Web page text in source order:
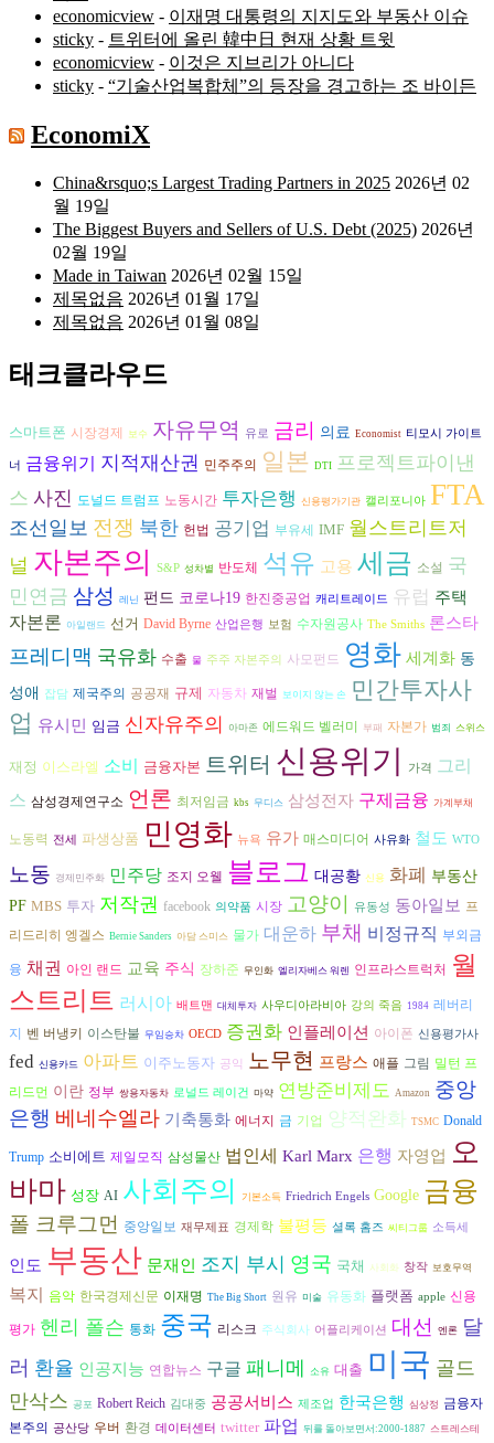
economicview - 이재명 대통령의 지지도와 부동산 이슈
sticky - 트위터에 올린 韓中日 현재 상황 트윗
economicview - 이것은 지브리가 아니다
sticky - “기술산업복합체”의 등장을 경고하는 조 바이든
EconomiX
China&rsquo;s Largest Trading Partners in 2025 2026년 02
월 19일
The Biggest Buyers and Sellers of U.S. Debt (2025) 2026년
02월 19일
Made in Taiwan 2026년 02월 15일
제목없음 2026년 01월 17일
제목없음 2026년 01월 08일
태크클라우드
스마트폰 시장경제 보수 자유무역 유로 금리 의료 Economist 티모시 가이트
너 금융위기 지적재산권 민주주의 일본 DTI 프로젝트파이낸
스 사진 도널드 트럼프 노동시간 투자은행 신용평가기관 캘리포니아 FTA
조선일보 전쟁 북한 헌법 공기업 부유세 IMF 월스트리트저
널 자본주의 S&P 성차별 반도체 석유 고용 세금 소설 국
민연금 삼성 레닌 펀드 코로나19 한진중공업 캐리트레이드 유럽 주택
자본론 아일랜드 선거 David Byrne 산업은행 보험 수자원공사 The Smiths 론스타
프레디맥 국유화 수출 물 주주 자본주의 사모펀드 영화 세계화 동
성애 잡담 제국주의 공공재 규제 자동차 재벌 보이지 않는 손 민간투자사
업 유시민 임금 신자유주의 아마존 에드워드 벨러미 부패 자본가 범죄 스위스
재정 이스라엘 소비 금융자본 트위터 신용위기 가격
그리
스 삼성경제연구소 언론 최저임금 kbs 무디스 삼성전자 구제금융 가계부채
노동력 전세 파생상품 민영화 뉴욕 유가 매스미디어 사유화 철도 WTO
노동 경제민주화 민주당 조지 오웰 블로그 대공황 신용 화폐 부동산
PF MBS 투자 저작권 facebook 의약품 시장 고양이 유동성 동아일보 프
리드리히 엥겔스 Bernie Sanders 아담 스미스 물가 대운하 부채 비정규직 부외금
융 채권 아인 랜드 교육 주식 장하준 무인화 엘리자베스 워렌 인프라스트럭처
월
스트리트 러시아 배트맨 대체투자 사우디아라비아 강의 죽음 1984 레버리
지
벤 버냉키 이스탄불 무임승차 OECD 증권화 인플레이션 아이폰 신용평가사
fed 신용카드 아파트 이주노동자 공익 노무현 프랑스 애플 그림 밀턴 프
리드먼 이란 정부 쌍용자동차 로널드 레이건 마약 연방준비제도 Amazon 중앙
은행 베네수엘라 기축통화 에너지 금 기업 양적완화 TSMC Donald
Trump 소비에트 제일모직 삼성물산 법인세 Karl Marx 은행 자영업
오
바마 성장 AI 사회주의 기본소득 Friedrich Engels Google 금융
폴 크루그먼 중앙일보 재무제표 경제학 불평등 셜록 홈즈 씨티그룹 소득세
인도 부동산 문재인 조지 부시 영국 국채 사회화 창작 보호무역
복지 음악 한국경제신문 이재명 The Big Short 원유 미술 유동화 플랫폼 apple 신용
평가 헨리 폴슨 통화 중국 리스크 주식회사 어플리케이션 대선 엔론 달
러 환율 인공지능 연합뉴스 구글 패니메 소유 대출 미국 골드
만삭스 공포 Robert Reich 김대중 공공서비스 제조업 한국은행 심상정 금융자
본주의 공산당 우버 환경 데이터센터 twitter 파업 뒤를 돌아보면서:2000-1887 스트레스테